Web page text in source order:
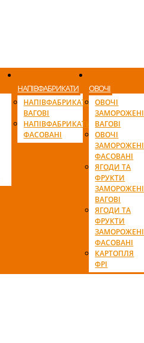
НАПІВФАБРИКАТИ
НАПІВФАБРИКАТИ
ВАГОВІ
НАПІВФАБРИКАТИ
ФАСОВАНІ
ОВОЧІ
ОВОЧІ
ЗАМОРОЖЕНІ
ВАГОВІ
ОВОЧІ
ЗАМОРОЖЕНІ
ФАСОВАНІ
ЯГОДИ ТА
ФРУКТИ
ЗАМОРОЖЕНІ
ВАГОВІ
ЯГОДИ ТА
ФРУКТИ
ЗАМОРОЖЕНІ
ФАСОВАНІ
КАРТОПЛЯ
ФРІ